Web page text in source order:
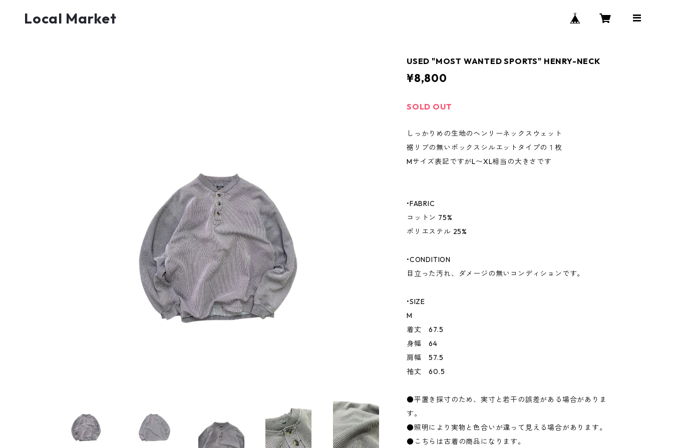
Local Market
USED "MOST WANTED SPORTS" HENRY-NECK
¥8,800
SOLD OUT
しっかりめの生地のヘンリーネックスウェット
裾リブの無いボックスシルエットタイプの１枚
Mサイズ表記ですがL〜XL相当の大きさです
•FABRIC
コットン 75%
ポリエステル 25%
•CONDITION
目立った汚れ、ダメージの無いコンディションです。
•SIZE
M
着丈 67.5
身幅 64
肩幅 57.5
袖丈 60.5
●平置き採寸のため、実寸と若干の誤差がある場合がありま
す。
●照明により実物と色合いが違って見える場合があります。
●こちらは古着の商品になります。